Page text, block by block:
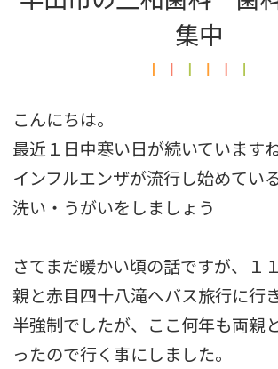
集中
こんにちは。
最近１日中寒い日が続いていますね
インフルエンザが流行し始めてい
洗い・うがいをしましょう
さてまだ暖かい頃の話ですが、１
親と赤目四十八滝へバス旅行に行
半強制でしたが、ここ何年も両親
ったので行く事にしました。